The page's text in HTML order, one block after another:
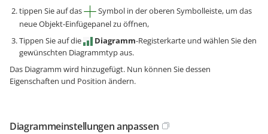
tippen Sie auf das
Symbol in der oberen Symbolleiste, um das
neue Objekt-Einfügepanel zu öffnen,
Tippen Sie auf die
Diagramm-Registerkarte und wählen Sie den
gewünschten Diagrammtyp aus.
Das Diagramm wird hinzugefügt. Nun können Sie dessen
Eigenschaften und Position ändern.
Diagrammeinstellungen anpassen